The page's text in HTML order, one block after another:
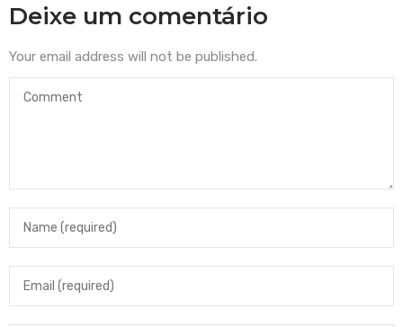
Deixe um comentário
Your email address will not be published.